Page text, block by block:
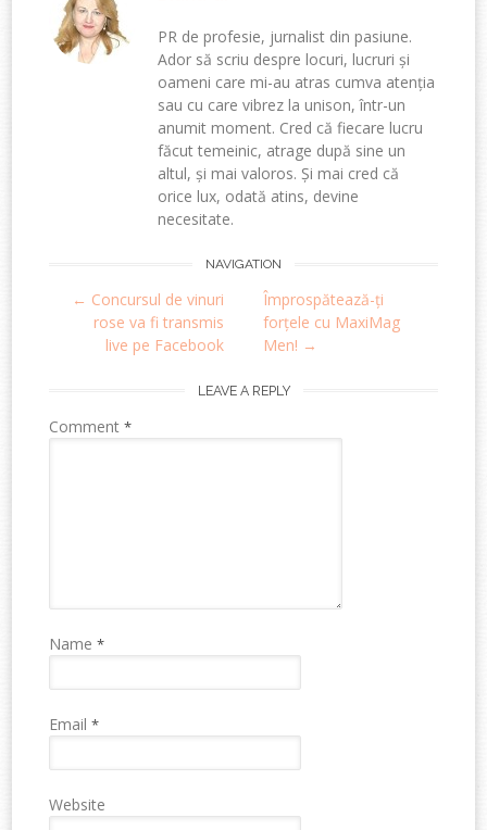
PR de profesie, jurnalist din pasiune.
Ador să scriu despre locuri, lucruri și
oameni care mi-au atras cumva atenția
sau cu care vibrez la unison, într-un
anumit moment. Cred că fiecare lucru
făcut temeinic, atrage după sine un
altul, și mai valoros. Și mai cred că
orice lux, odată atins, devine
necesitate.
navigation
NAVIGATION
← Concursul de vinuri
rose va fi transmis
live pe Facebook
Împrospătează-ți
forțele cu MaxiMag
Men! →
LEAVE A REPLY
Comment*
Name*
Email*
Website